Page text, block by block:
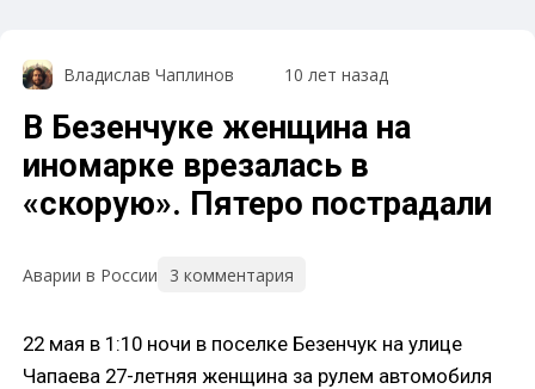
Владислав Чаплинов 10 лет назад
В Безенчуке женщина на
иномарке врезалась в
«скорую». Пятеро пострадали
Аварии в России 3 комментария
22 мая в 1:10 ночи в поселке Безенчук на улице
Чапаева 27-летняя женщина за рулем автомобиля